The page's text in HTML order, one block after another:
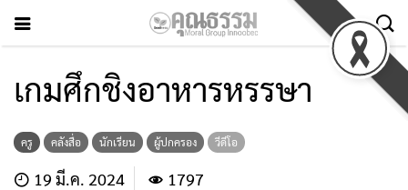
เกมศึกชิงอาหารหรรษา
ครู คลังสื่อ นักเรียน ผู้ปกครอง วีดีโอ
19 มี.ค. 2024 1797